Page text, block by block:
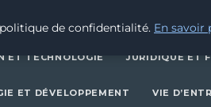
ET TECHNOLOGIE JURIDIQUE ET
ET DÉVELOPPEMENT VIE
de confidentialité. En savoir